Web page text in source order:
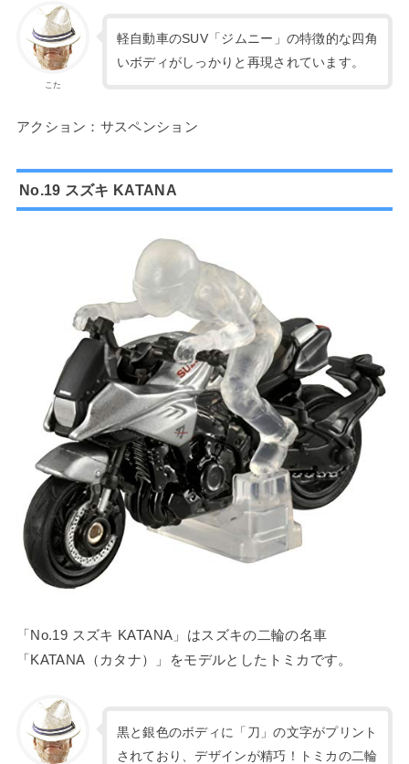
こた
軽自動車のSUV「ジムニー」の特徴的な四角
いボディがしっかりと再現されています。
アクション：サスペンション
No.19 スズキ KATANA
「No.19 スズキ KATANA」はスズキの二輪の名車
「KATANA（カタナ）」をモデルとしたトミカです。
黒と銀色のボディに「刀」の文字がプリント
されており、デザインが精巧！トミカの二輪